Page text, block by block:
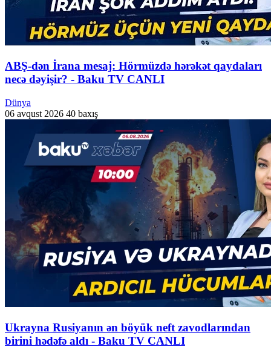
ABŞ-dən İrana mesaj: Hörmüzdə hərəkət qaydaları
necə dəyişir? - Baku TV CANLI
Dünya
06 avqust 2026 40 baxış
Ukrayna Rusiyanın ən böyük neft zavodlarından
birini hədəfə aldı - Baku TV CANLI